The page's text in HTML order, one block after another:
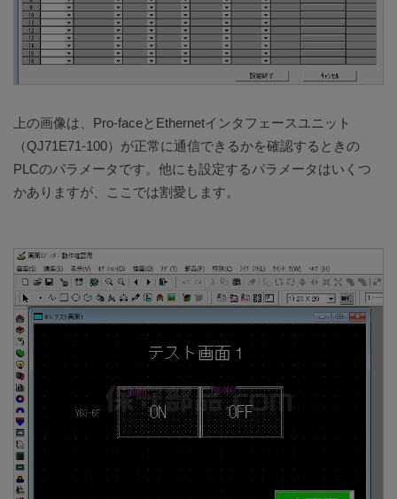
上の画像は、Pro-faceとEthernetインタフェースユニット
（QJ71E71-100）が正常に通信できるかを確認するときの
PLCのパラメータです。他にも設定するパラメータはいくつ
かありますが、ここでは割愛します。